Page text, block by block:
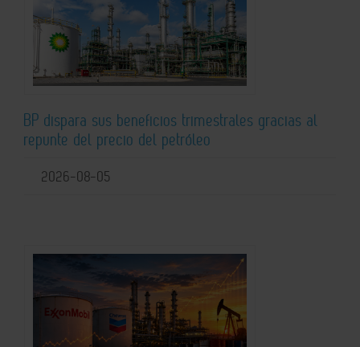
BP dispara sus beneficios trimestrales gracias al
repunte del precio del petróleo
2026-08-05